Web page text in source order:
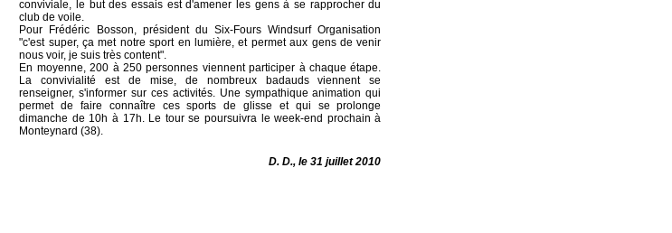
conviviale, le but des essais est d'amener les gens à se rapprocher du
club de voile.
Pour Frédéric Bosson, président du Six-Fours Windsurf Organisation
"c'est super, ça met notre sport en lumière, et permet aux gens de venir
nous voir, je suis très content".
En moyenne, 200 à 250 personnes viennent participer à chaque étape.
La convivialité est de mise, de nombreux badauds viennent se
renseigner, s'informer sur ces activités. Une sympathique animation qui
permet de faire connaître ces sports de glisse et qui se prolonge
dimanche de 10h à 17h. Le tour se poursuivra le week-end prochain à
Monteynard (38).
D. D., le 31 juillet 2010